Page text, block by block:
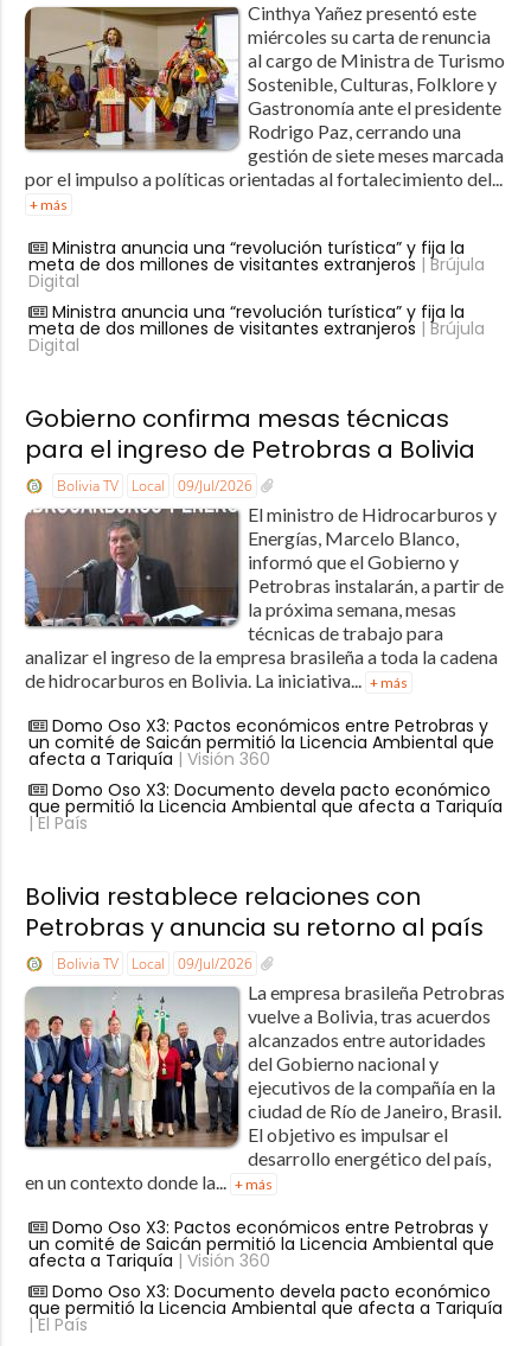
Cinthya Yañez presentó este
miércoles su carta de renuncia
al cargo de Ministra de Turismo
Sostenible, Culturas, Folklore y
Gastronomía ante el presidente
Rodrigo Paz, cerrando una
gestión de siete meses marcada
por el impulso a políticas orientadas al fortalecimiento del...
+ más
Ministra anuncia una “revolución turística” y fija la
meta de dos millones de visitantes extranjeros | Brújula
Digital
Ministra anuncia una “revolución turística” y fija la
meta de dos millones de visitantes extranjeros | Brújula
Digital
Gobierno confirma mesas técnicas
para el ingreso de Petrobras a Bolivia
Bolivia TV Local 09/Jul/2026
El ministro de Hidrocarburos y
Energías, Marcelo Blanco,
informó que el Gobierno y
Petrobras instalarán, a partir de
la próxima semana, mesas
técnicas de trabajo para
analizar el ingreso de la empresa brasileña a toda la cadena
de hidrocarburos en Bolivia. La iniciativa... + más
Domo Oso X3: Pactos económicos entre Petrobras y
un comité de Saicán permitió la Licencia Ambiental que
afecta a Tariquía | Visión 360
Domo Oso X3: Documento devela pacto económico
que permitió la Licencia Ambiental que afecta a Tariquía
| El País
Bolivia restablece relaciones con
Petrobras y anuncia su retorno al país
Bolivia TV Local 09/Jul/2026
La empresa brasileña Petrobras
vuelve a Bolivia, tras acuerdos
alcanzados entre autoridades
del Gobierno nacional y
ejecutivos de la compañía en la
ciudad de Río de Janeiro, Brasil.
El objetivo es impulsar el
desarrollo energético del país,
en un contexto donde la... + más
Domo Oso X3: Pactos económicos entre Petrobras y
un comité de Saicán permitió la Licencia Ambiental que
afecta a Tariquía | Visión 360
Domo Oso X3: Documento devela pacto económico
que permitió la Licencia Ambiental que afecta a Tariquía
| El País